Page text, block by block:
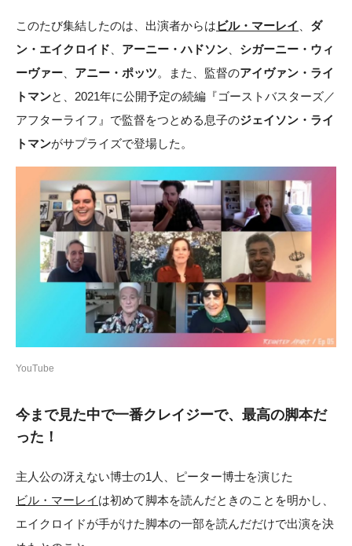
このたび集結したのは、出演者からはビル・マーレイ
ダ
ン・エイクロイド
アーニー・ハドソン
シガーニー・ウィ
ーヴァー
アニー・ポッツ。また、監督のアイヴァン・ライ
トマンと、2021年に公開予定の続編『ゴーストバスターズ／
アフターライフ』で監督をつとめる息子のジェイソン・ライ
トマンがサプライズで登場した。
YouTube
今まで見た中で一番クレイジーで、最高の脚本だ
った！
主人公の冴えない博士の1人、ピーター博士を演じた
ビル・マーレイは初めて脚本を読んだときのことを明かし、
エイクロイドが手がけた脚本の一部を読んだだけで出演を決